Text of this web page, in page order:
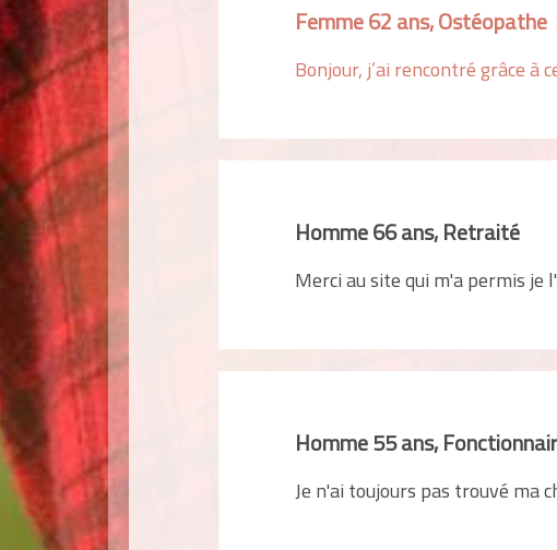
Femme 62 ans, Ostéopathe
Bonjour, j’ai rencontré grâce à
Homme 66 ans, Retraité
Merci au site qui m'a permis je
Homme 55 ans,
Je n'ai toujours pas trouvé ma